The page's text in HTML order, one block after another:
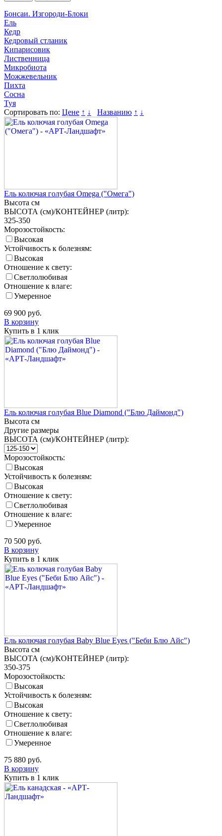
Бонсаи. Изгороди-Блоки
Ель
Кедр
Кедровый стланик
Кипарисовик
Лиственница
Микробиота
Можжевельник
Пихта
Сосна
Туя
Сортировать по: Цене ↑ ↓ Названию ↑ ↓
Ель колючая голубая Omega ("Омега")
Высота см
ВЫСОТА (см)/КОНТЕЙНЕР (литр):
325-350
Морозостойкость:
Высокая
Устойчивость к болезням:
Высокая
Отношение к свету:
Светлолюбивая
Отношение к влаге:
Умеренное
69 900 руб.
В корзину
Купить в 1 клик
Ель колючая голубая Blue Diamond ("Блю Даймонд")
Высота см
Другие размеры
ВЫСОТА (см)/КОНТЕЙНЕР (литр):
Морозостойкость:
Высокая
Устойчивость к болезням:
Высокая
Отношение к свету:
Светлолюбивая
Отношение к влаге:
Умеренное
70 500 руб.
В корзину
Купить в 1 клик
Ель колючая голубая Baby Blue Eyes ("Беби Блю Айс")
Высота см
ВЫСОТА (см)/КОНТЕЙНЕР (литр):
350-375
Морозостойкость:
Высокая
Устойчивость к болезням:
Высокая
Отношение к свету:
Светлолюбивая
Отношение к влаге:
Умеренное
75 880 руб.
В корзину
Купить в 1 клик